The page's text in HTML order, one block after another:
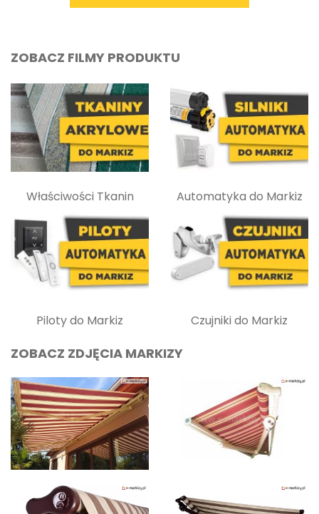
ZOBACZ FILMY PRODUKTU
Właściwości Tkanin Automatyka do Markiz
Piloty do Markiz Czujniki do Markiz
ZOBACZ ZDJĘCIA MARKIZY